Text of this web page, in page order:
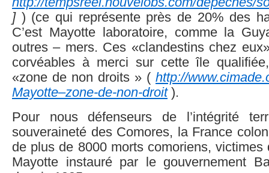
] ) (ce qui représente près de 20% des
C’est Mayotte laboratoire, comme la
outres – mers. Ces «clandestins chez
corvéables à merci sur cette île
«zone de non droits » ( http://
Mayotte–zone-de-non-droit ).
Pour nous défenseurs de l’intégrité
souveraineté des Comores, la France
de plus de 8000 morts comoriens, victimes
Mayotte instauré par le gouvernement